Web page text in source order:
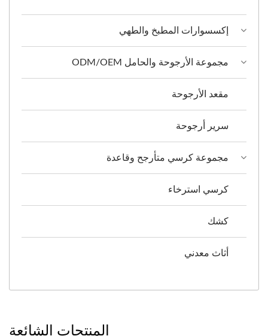
إكسسوارات المطبخ والطهي
مجموعة الأرجوحة والحامل ODM/OEM
مقعد الأرجوحة
سرير أرجوحة
مجموعة كرسي متأرجح وقاعدة
كرسي استرخاء
كشك
أثاث معدني
المنتجات الشائعة